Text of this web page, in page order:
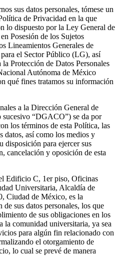
sus datos personales, tómese un
de Privacidad en la que
lo dispuesto por la Ley General de
Posesión de los Sujetos
Lineamientos Generales de
el Sector Público (LG), así
Protección de Datos Personales
Autónoma de México
qué fines tratamos su información
a la Dirección General de
“DGACO”) se da por
los términos de esta Política, las
datos, así como los medios y
disposición para ejercer sus
cancelación y oposición de esta
Edificio C, 1er piso, Oficinas
Universitaria, Alcaldía de
Ciudad de México, es la
sus datos personales, los que
de sus obligaciones en los
la comunidad universitaria, ya sea
para algún fin relacionado con
el otorgamiento de
lo cual se prevé de manera